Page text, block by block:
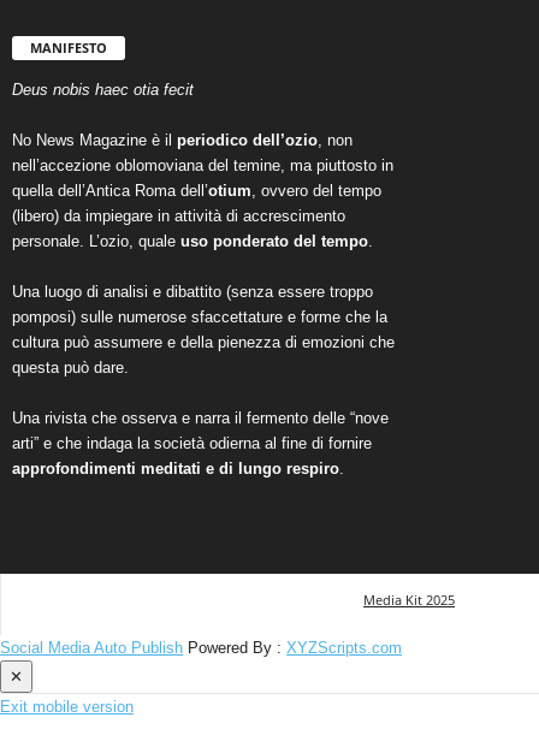
MANIFESTO
Deus nobis haec otia fecit
No News Magazine è il periodico dell’ozio, non
nell’accezione oblomoviana del temine, ma piuttosto in
quella dell’Antica Roma dell’otium, ovvero del tempo
(libero) da impiegare in attività di accrescimento
personale. L’ozio, quale uso ponderato del tempo.
Una luogo di analisi e dibattito (senza essere troppo
pomposi) sulle numerose sfaccettature e forme che la
cultura può assumere e della pienezza di emozioni che
questa può dare.
Una rivista che osserva e narra il fermento delle “nove
arti” e che indaga la società odierna al fine di fornire
approfondimenti meditati e di lungo respiro.
Media Kit 2025
Social Media Auto Publish Powered By : XYZScripts.com
✕
Exit mobile version